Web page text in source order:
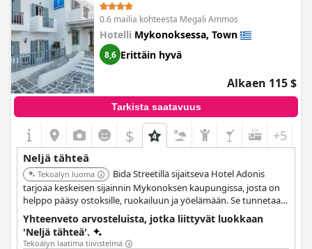
0.6 mailia kohteesta Megali Ammos
Hotelli Mykonoksessa, Town
8,6 Erittäin hyvä
Alkaen 115 $
Tarkista saatavuus
$ +5
Neljä tähteä
Tekoälyn luoma
Bida Streetillä sijaitseva Hotel Adonis
tarjoaa keskeisen sijainnin Mykonoksen kaupungissa, josta on
helppo pääsy ostoksille, ruokailuun ja yöelämään. Se tunnetaan
ystävällisestä palvelustaan ja mukavista huoneistaan, mikä
tekee siitä vankan valinnan matkailijoille.
Yhteenveto arvosteluista, jotka liittyvät luokkaan
'Neljä tähteä'.
Tekoälyn laatima tiivistelmä